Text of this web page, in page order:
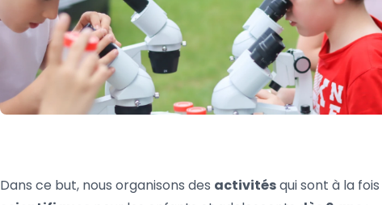
Dans ce but, nous organisons des activitésqui sont à la fois